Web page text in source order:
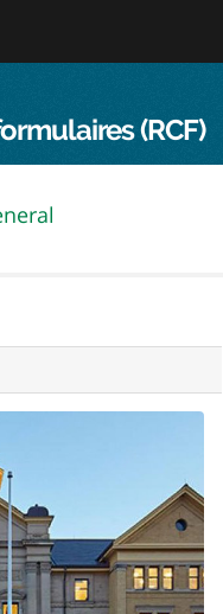
(RCF)